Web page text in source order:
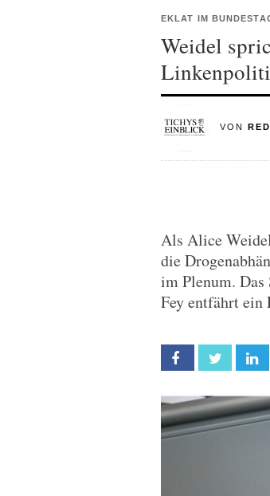
EKLAT IM
Weidel
VON
Als Alice
die
im Plenum.
Fey entfährt ein
Facebook Twitter